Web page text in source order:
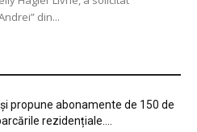
din...
propune abonamente de 150 de
rezidențiale....